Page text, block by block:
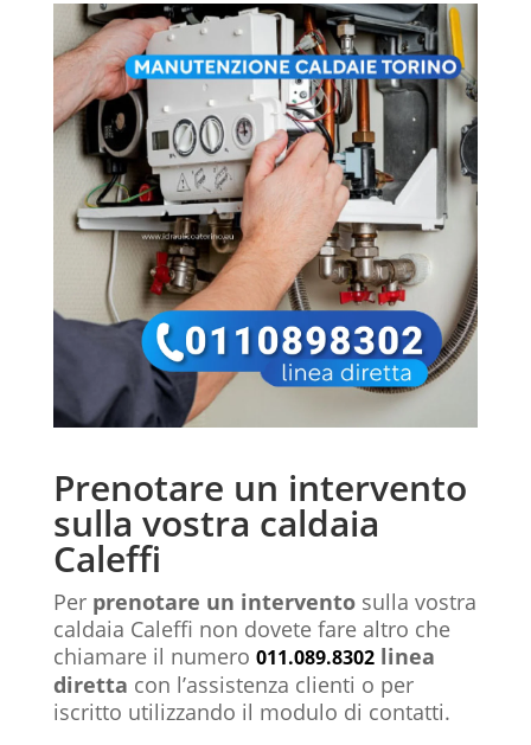
Prenotare un intervento
sulla vostra caldaia
Caleffi
Per prenotare un interventosulla vostra
caldaia Caleffi non dovete fare altro che
chiamare il numero 011.089.8302 linea
diretta con l’assistenza clienti o per
iscritto utilizzando il modulo di contatti.